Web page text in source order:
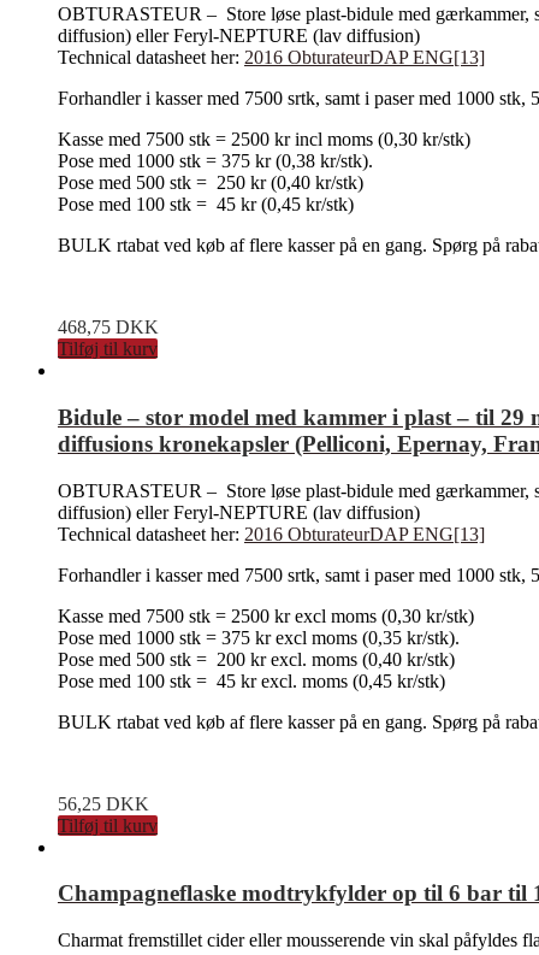
OBTURASTEUR – Store løse plast-bidule med gærkammer,
diffusion) eller Feryl-NEPTURE (lav diffusion)
Technical datasheet her: 2016 ObturateurDAP ENG[13]
Forhandler i kasser med 7500 srtk, samt i paser med 1000 stk,
Kasse med 7500 stk = 2500 kr incl moms (0,30 kr/stk)
Pose med 1000 stk = 375 kr (0,38 kr/stk).
Pose med 500 stk = 250 kr (0,40 kr/stk)
Pose med 100 stk = 45 kr (0,45 kr/stk)
BULK rtabat ved køb af flere kasser på en gang. Spørg på
468,75 DKK
Tilføj til kurv
Bidule – stor model med kammer i plast – til 29
diffusions kronekapsler (Pelliconi, Epernay,
OBTURASTEUR – Store løse plast-bidule med gærkammer,
diffusion) eller Feryl-NEPTURE (lav diffusion)
Technical datasheet her: 2016 ObturateurDAP ENG[13]
Forhandler i kasser med 7500 srtk, samt i paser med 1000 stk,
Kasse med 7500 stk = 2500 kr excl moms (0,30 kr/stk)
Pose med 1000 stk = 375 kr excl moms (0,35 kr/stk).
Pose med 500 stk = 200 kr excl. moms (0,40 kr/stk)
Pose med 100 stk = 45 kr excl. moms (0,45 kr/stk)
BULK rtabat ved køb af flere kasser på en gang. Spørg på
56,25 DKK
Tilføj til kurv
Champagneflaske modtrykfylder op til 6 bar til
Charmat fremstillet cider eller mousserende vin skal påfyldes